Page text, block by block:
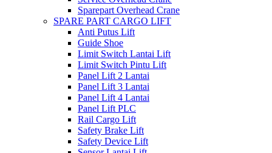
Sparepart Overhead Crane
SPARE PART CARGO LIFT
Anti Putus Lift
Guide Shoe
Limit Switch Lantai Lift
Limit Switch Pintu Lift
Panel Lift 2 Lantai
Panel Lift 3 Lantai
Panel Lift 4 Lantai
Panel Lift PLC
Rail Cargo Lift
Safety Brake Lift
Safety Device Lift